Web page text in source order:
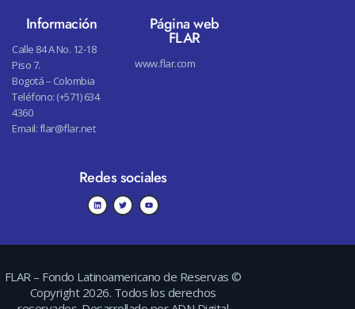
Información
Calle 84 A No. 12-18
Piso 7.
Bogotá – Colombia
Teléfono: (+571) 634
4360
Email:flar@flar.net
Página web
FLAR
www.flar.com
Redes sociales
FLAR – Fondo Latinoamericano de Reservas ©
Copyright 2026. Todos los derechos